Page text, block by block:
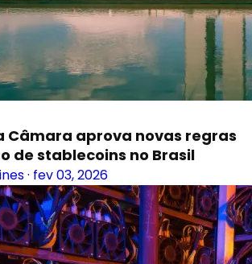
Câmara aprova novas regras
de stablecoins no Brasil
· fev 03, 2026